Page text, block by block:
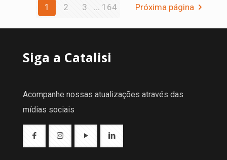
1 2 3 ... 164 Próxima página
Siga a Catalisi
Acompanhe nossas atualizações através das
mídias sociais